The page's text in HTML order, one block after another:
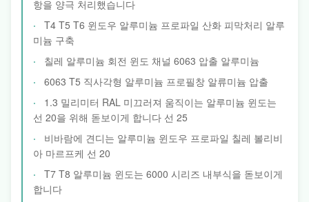
항을 양극 처리했습니다
T4 T5 T6 윈도우 알루미늄 프로파일 산화 피막처리 알루
미늄 구축
칠레 알루미늄 회전 윈도 채널 6063 압출 알루미늄
6063 T5 직사각형 알루미늄 프로필창 알류미늄 압출
1.3 밀리미터 RAL 미끄러져 움직이는 알루미늄 윈도는
선 20을 위해 돋보이게 합니다 선 25
비바람에 견디는 알루미늄 윈도우 프로파일 칠레 볼리비
아 마르프케 선 20
T7 T8 알루미늄 윈도는 6000 시리즈 내부식을 돋보이게
합니다